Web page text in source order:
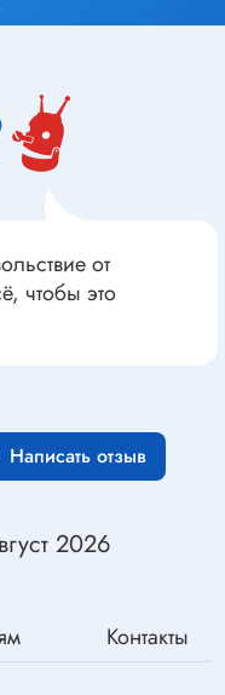
от
чтобы это
2026
Написать отзыв
Контакты